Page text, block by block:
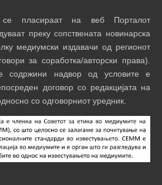
пласираат на веб Порталот
преку сопствената новинарска
медиумски издавачи од регионот
за соработка/авторски права).
содржини надвор од условите е
договор со редакцијата на
со одговорниот уредник.